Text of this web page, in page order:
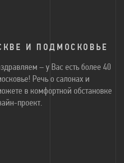
И ПОДМОСКОВЬЕ
– у Вас есть более 40
Речь о салонах и
в комфортной обстановке
проект.